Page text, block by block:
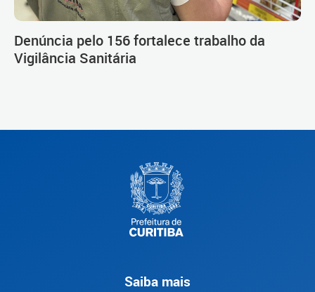
Denúncia pelo 156 fortalece trabalho da
Vigilância Sanitária
Saiba mais